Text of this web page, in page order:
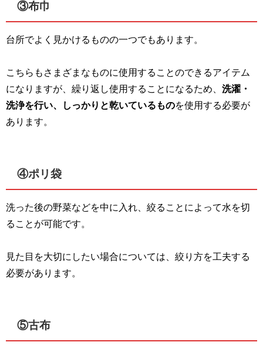
③布巾
台所でよく見かけるものの一つでもあります。
こちらもさまざまなものに使用することのできるアイテム
になりますが、繰り返し使用することになるため、 洗濯・
洗浄を行い、しっかりと乾いているものを使用する必要が
あります。
④ポリ袋
洗った後の野菜などを中に入れ、絞ることによって水を切
ることが可能です。
見た目を大切にしたい場合については、絞り方を工夫する
必要があります。
⑤古布